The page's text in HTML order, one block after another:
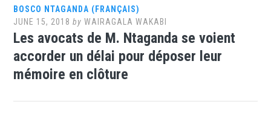
BOSCO NTAGANDA (FRANÇAIS)
JUNE 15, 2018 byWAIRAGALA WAKABI
Les avocats de M. Ntaganda se voient
accorder un délai pour déposer leur
mémoire en clôture